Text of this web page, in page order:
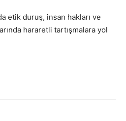
etik duruş, insan hakları ve
hararetli tartışmalara yol